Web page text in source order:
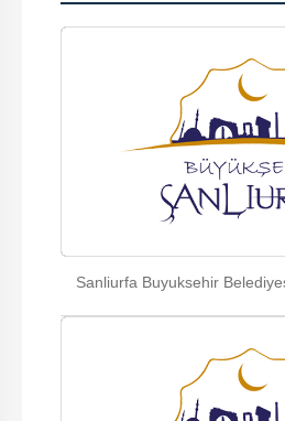
Sanliurfa Buyuksehir